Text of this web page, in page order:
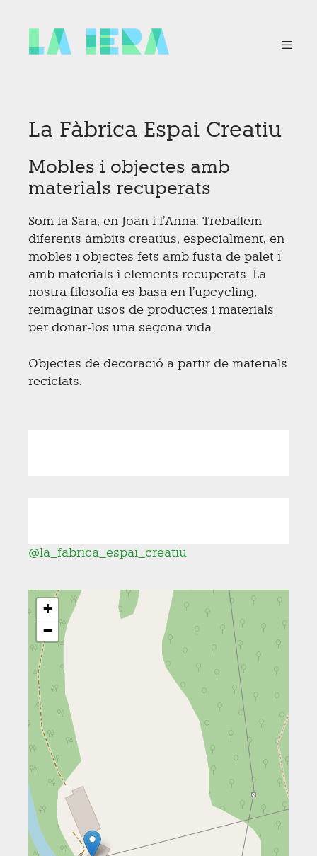
contingut
La Fàbrica Espai Creatiu
Mobles i objectes amb
materials recuperats
Som la Sara, en Joan i l’Anna. Treballem
diferents àmbits creatius, especialment, en
mobles i objectes fets amb fusta de palet i
amb materials i elements recuperats. La
nostra filosofia es basa en l’upcycling,
reimaginar usos de productes i materials
per donar-los una segona vida.
Objectes de decoració a partir de materials
reciclats.
@la_fabrica_espai_creatiu
+
−